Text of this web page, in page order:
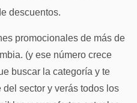
descuentos.
promocionales de más de
(y ese número crece
buscar la categoría y te
sector y verás todos los